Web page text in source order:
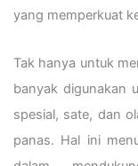
yang memperkuat
Tak hanya untuk
banyak digunakan
spesial, sate, dan
panas. Hal ini